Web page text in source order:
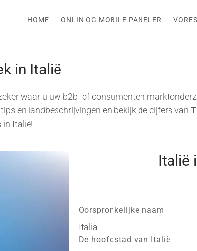
HOME ONLIN OG MOBILE PANELER
in Italië
waar u uw b2b- of consumenten
en landbeschrijvingen en bekijk de cijfers van
in Italië!
Italië
Oorspronkelijke naam
Italia
De hoofdstad van Italië